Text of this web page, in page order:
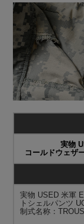
実物
コールドウェザ
実物 USED 米軍
トシェルパンツ
制式名称：